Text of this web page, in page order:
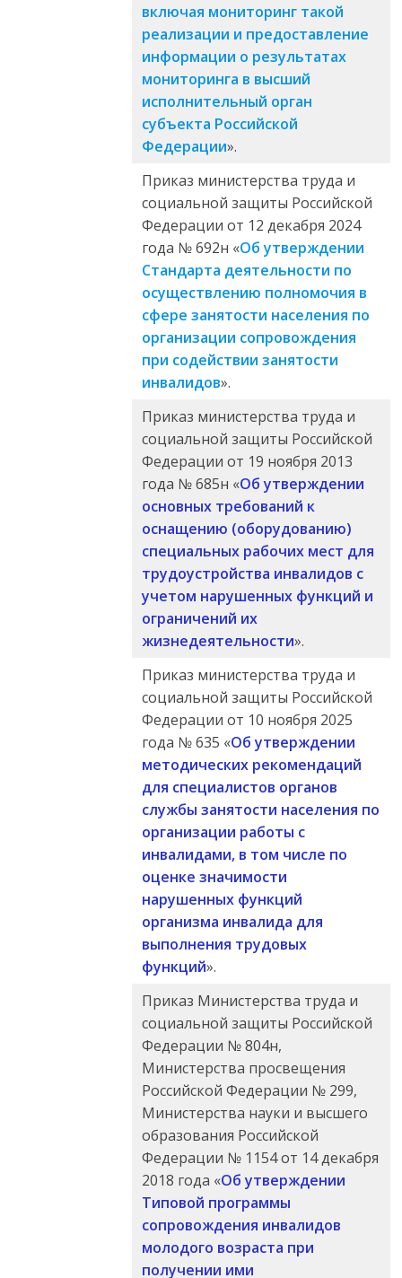
включая мониторинг такой
реализации и предоставление
информации о результатах
мониторинга в высший
исполнительный орган
субъекта Российской
Федерации».
Приказ министерства труда и
социальной защиты Российской
Федерации от 12 декабря 2024
года № 692н «Об утверждении
Стандарта деятельности по
осуществлению полномочия в
сфере занятости населения по
организации сопровождения
при содействии занятости
инвалидов».
Приказ министерства труда и
социальной защиты Российской
Федерации от 19 ноября 2013
года № 685н «Об утверждении
основных требований к
оснащению (оборудованию)
специальных рабочих мест для
трудоустройства инвалидов с
учетом нарушенных функций и
ограничений их
жизнедеятельности».
Приказ министерства труда и
социальной защиты Российской
Федерации от 10 ноября 2025
года № 635 «Об утверждении
методических рекомендаций
для специалистов органов
службы занятости населения по
организации работы с
инвалидами, в том числе по
оценке значимости
нарушенных функций
организма инвалида для
выполнения трудовых
функций».
Приказ Министерства труда и
социальной защиты Российской
Федерации № 804н,
Министерства просвещения
Российской Федерации № 299,
Министерства науки и высшего
образования Российской
Федерации № 1154 от 14 декабря
2018 года «Об утверждении
Типовой программы
сопровождения инвалидов
молодого возраста при
получении ими